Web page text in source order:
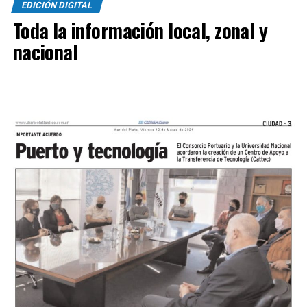
SINTESIS
Kimberley (3 ): Tomás Casas, Bruno Di Bello, Mateo
Rinaldi, Bacigalupe y Hernán Sosa, Santiago Vásquez,
Mauricio Miori, Facundo Rojas y Leonardo Verón, Ullúa y
Santiago Castillo.
DT:Mariano Mignini.
Sol de Mayo (0):
Juan Nadal, Lucas Miguez, Latorre,
Acha y Rafael Ríos, Enzo Núñez y Quilen, Alberto Reye,
EDICIÓN DIGITAL
Toda la información local, zonal y
nacional